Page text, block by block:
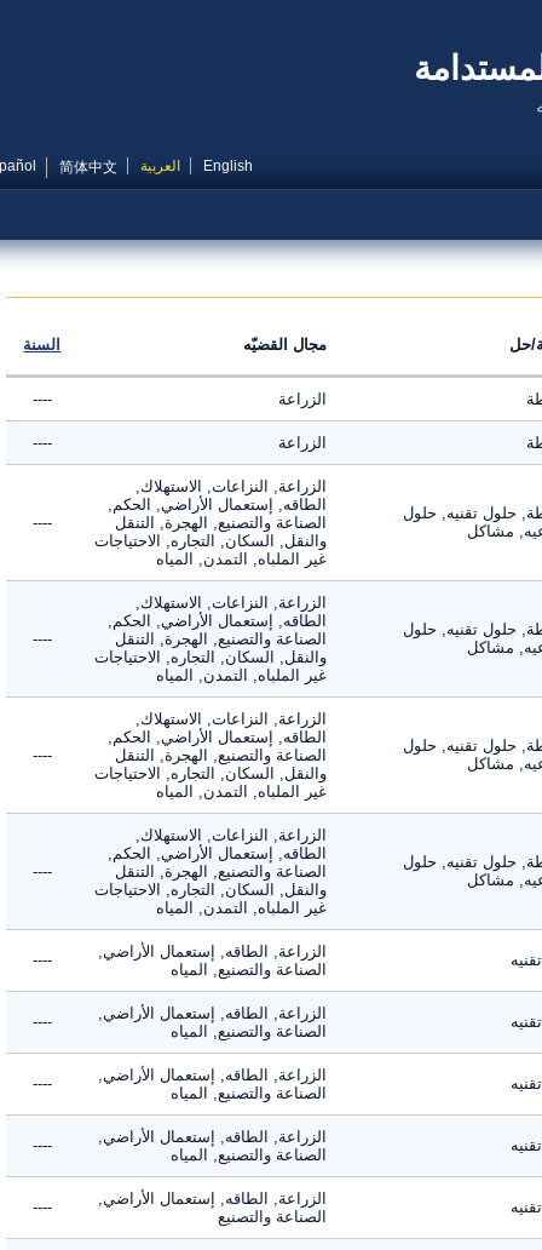
English العربية 简体中文
Español
مجال القضيّه السنة
الزراعة ----
الزراعة ----
حلول تقنيه, حلول
مشاكل
الزراعة, النزاعات, الاستهلاك,
الطاقه, إستعمال الأراضي, الحكم,
الصناعة والتصنيع, الهجرة, التنقل
والنقل, السكان, التجاره, الاحتياجات
غير الملباه, التمدن, المياه
----
حلول تقنيه, حلول
مشاكل
الزراعة, النزاعات, الاستهلاك,
الطاقه, إستعمال الأراضي, الحكم,
الصناعة والتصنيع, الهجرة, التنقل
والنقل, السكان, التجاره, الاحتياجات
غير الملباه, التمدن, المياه
----
حلول تقنيه, حلول
مشاكل
الزراعة, النزاعات, الاستهلاك,
الطاقه, إستعمال الأراضي, الحكم,
الصناعة والتصنيع, الهجرة, التنقل
والنقل, السكان, التجاره, الاحتياجات
غير الملباه, التمدن, المياه
----
حلول تقنيه, حلول
مشاكل
الزراعة, النزاعات, الاستهلاك,
الطاقه, إستعمال الأراضي, الحكم,
الصناعة والتصنيع, الهجرة, التنقل
والنقل, السكان, التجاره, الاحتياجات
غير الملباه, التمدن, المياه
----
الزراعة, الطاقه, إستعمال الأراضي,
الصناعة والتصنيع, المياه
----
الزراعة, الطاقه, إستعمال الأراضي,
الصناعة والتصنيع, المياه
----
الزراعة, الطاقه, إستعمال الأراضي,
الصناعة والتصنيع, المياه
----
الزراعة, الطاقه, إستعمال الأراضي,
الصناعة والتصنيع, المياه
----
الزراعة, الطاقه, إستعمال الأراضي,
الصناعة والتصنيع
----